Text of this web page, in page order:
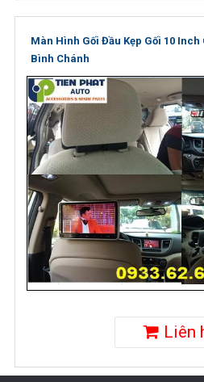
Màn Hình Gối Đầu Kẹp Gối 10
Bình Chánh
Liên